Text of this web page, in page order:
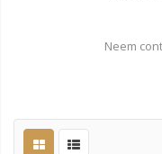
Neem